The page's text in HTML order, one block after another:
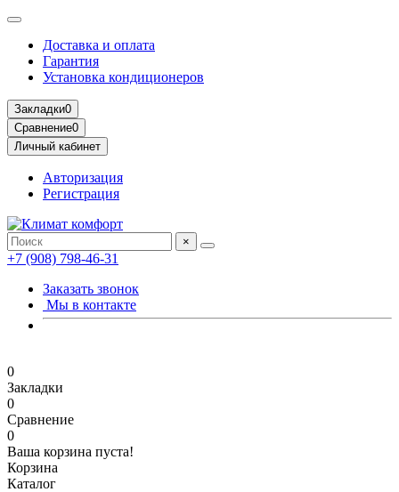
Доставка и оплата
Гарантия
Установка кондиционеров
Закладки0
Сравнение0
Личный кабинет
Авторизация
Регистрация
×
+7 (908) 798-46-31
Заказать звонок
Мы в контакте
0
Закладки
0
Сравнение
0
Ваша корзина пуста!
Корзина
Каталог